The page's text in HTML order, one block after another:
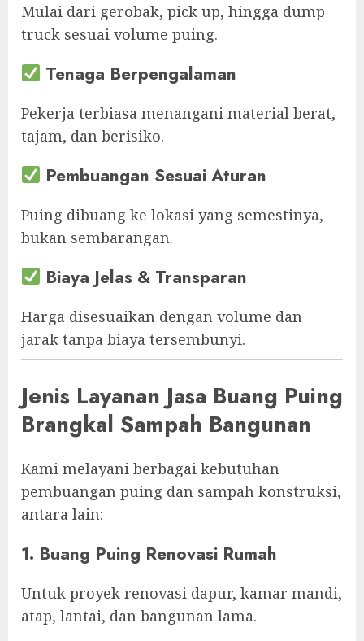
Mulai dari gerobak, pick up, hingga dump
truck sesuai volume puing.
Tenaga Berpengalaman
Pekerja terbiasa menangani material berat,
tajam, dan berisiko.
Pembuangan Sesuai Aturan
Puing dibuang ke lokasi yang semestinya,
bukan sembarangan.
Biaya Jelas & Transparan
Harga disesuaikan dengan volume dan
jarak tanpa biaya tersembunyi.
Jenis Layanan Jasa Buang Puing
Brangkal Sampah Bangunan
Kami melayani berbagai kebutuhan
pembuangan puing dan sampah konstruksi,
antara lain:
1. Buang Puing Renovasi Rumah
Untuk proyek renovasi dapur, kamar mandi,
atap, lantai, dan bangunan lama.